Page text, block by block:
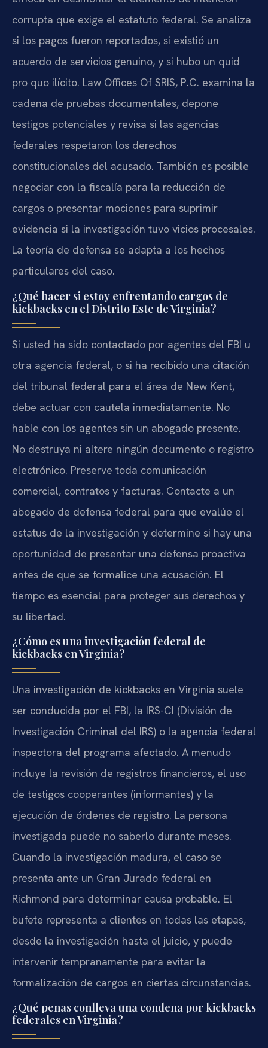
corrupta que exige el estatuto federal. Se analiza
si los pagos fueron reportados, si existió un
acuerdo de servicios genuino, y si hubo un quid
pro quo ilícito. Law Offices Of SRIS, P.C. examina la
cadena de pruebas documentales, depone
testigos potenciales y revisa si las agencias
federales respetaron los derechos
constitucionales del acusado. También es posible
negociar con la fiscalía para la reducción de
cargos o presentar mociones para suprimir
evidencia si la investigación tuvo vicios procesales.
La teoría de defensa se adapta a los hechos
particulares del caso.
¿Qué hacer si estoy enfrentando cargos de
kickbacks en el Distrito Este de Virginia?
Si usted ha sido contactado por agentes del FBI u
otra agencia federal, o si ha recibido una citación
del tribunal federal para el área de New Kent,
debe actuar con cautela inmediatamente. No
hable con los agentes sin un abogado presente.
No destruya ni altere ningún documento o registro
electrónico. Preserve toda comunicación
comercial, contratos y facturas. Contacte a un
abogado de defensa federal para que evalúe el
estatus de la investigación y determine si hay una
oportunidad de presentar una defensa proactiva
antes de que se formalice una acusación. El
tiempo es esencial para proteger sus derechos y
su libertad.
¿Cómo es una investigación federal de
kickbacks en Virginia?
Una investigación de kickbacks en Virginia suele
ser conducida por el FBI, la IRS-CI (División de
Investigación Criminal del IRS) o la agencia federal
inspectora del programa afectado. A menudo
incluye la revisión de registros financieros, el uso
de testigos cooperantes (informantes) y la
ejecución de órdenes de registro. La persona
investigada puede no saberlo durante meses.
Cuando la investigación madura, el caso se
presenta ante un Gran Jurado federal en
Richmond para determinar causa probable. El
bufete representa a clientes en todas las etapas,
desde la investigación hasta el juicio, y puede
intervenir tempranamente para evitar la
formalización de cargos en ciertas circunstancias.
¿Qué penas conlleva una condena por kickbacks
federales en Virginia?